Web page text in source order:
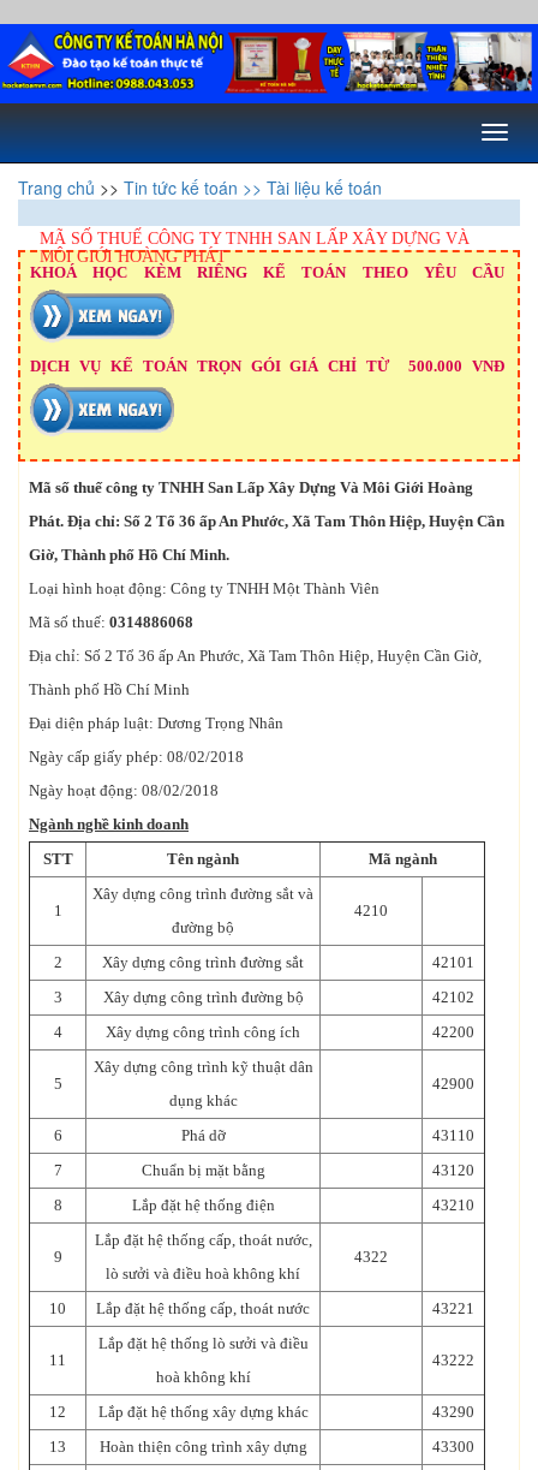
Toggle
Trang chủ >> Tin tức kế toán >> Tài liệu kế toán
MÃ SỐ THUẾ CÔNG TY TNHH SAN LẤP XÂY DỰNG VÀ
MÔI GIỚI HOÀNG PHÁT
KHOÁ HỌC KÈM RIÊNG KẾ TOÁN THEO YÊU CẦU
DỊCH VỤ KẾ TOÁN TRỌN GÓI GIÁ CHỈ TỪ 500.000 VNĐ
Mã số thuế công ty TNHH San Lấp Xây Dựng Và Môi Giới Hoàng
Phát. Địa chỉ: Số 2 Tổ 36 ấp An Phước, Xã Tam Thôn Hiệp, Huyện Cần
Giờ, Thành phố Hồ Chí Minh.
Loại hình hoạt động: Công ty TNHH Một Thành Viên
Mã số thuế: 0314886068
Địa chỉ: Số 2 Tổ 36 ấp An Phước, Xã Tam Thôn Hiệp, Huyện Cần Giờ,
Thành phố Hồ Chí Minh
Đại diện pháp luật: Dương Trọng Nhân
Ngày cấp giấy phép: 08/02/2018
Ngày hoạt động: 08/02/2018
Ngành nghề kinh doanh
STT
Tên ngành Mã ngành
1
Xây dựng công trình đường sắt và
đường bộ
4210
2 Xây dựng công trình đường sắt
42101
3
Xây dựng công trình đường bộ
42102
4
Xây dựng công trình công ích 42200
5
Xây dựng công trình kỹ thuật dân
dụng khác
42900
6 Phá dỡ
43110
7
Chuẩn bị mặt bằng
43120
8
Lắp đặt hệ thống điện 43210
9
Lắp đặt hệ thống cấp, thoát nước,
lò sưởi và điều hoà không khí
4322
10 Lắp đặt hệ thống cấp, thoát nước 43221
11
Lắp đặt hệ thống lò sưởi và điều
hoà không khí
43222
12 Lắp đặt hệ thống xây dựng khác
43290
13
Hoàn thiện công trình xây dựng 43300